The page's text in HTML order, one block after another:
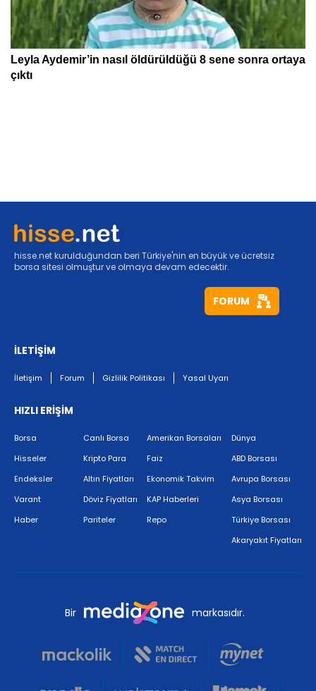
hisse.net kurulduğundan beri Türkiye'nin en büyük ve ücretsiz
borsa sitesi olmuştur ve olmaya devam edecektir.
FORUM
İLETİŞİM
İletişim Forum Gizlilik Politikası Yasal Uyarı
HIZLI ERİŞİM
Borsa
Hisseler
Endeksler
Varant
Haber
Canlı Borsa
Kripto Para
Altın Fiyatları
Döviz Fiyatları
Pariteler
Amerikan Borsaları
Faiz
Ekonomik Takvim
KAP Haberleri
Repo
Dünya
ABD Borsası
Avrupa Borsası
Asya Borsası
Türkiye Borsası
Akaryakıt Fiyatları
Bir markasıdır.